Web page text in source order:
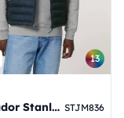
13
Escalador Stanley STJM836